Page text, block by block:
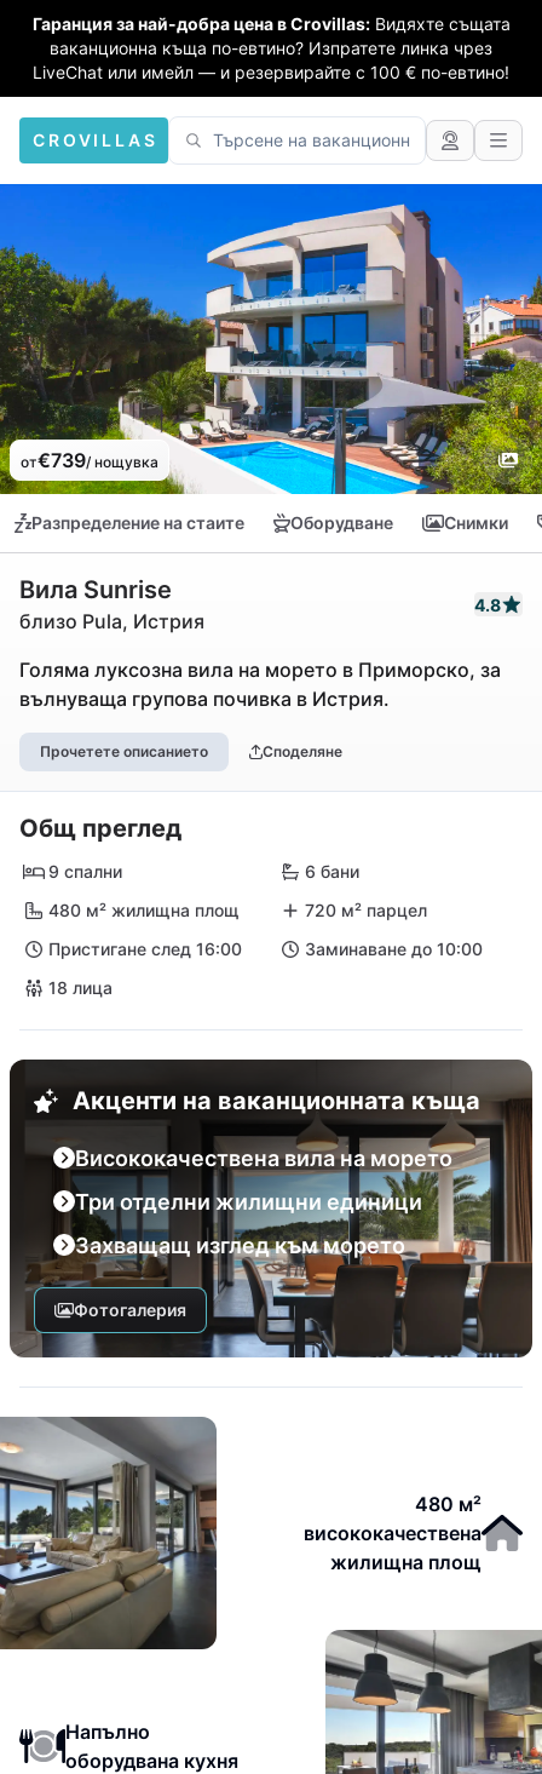
Гаранция за най-добра цена в Crovillas: Видяхте същата
ваканционна къща по-евтино? Изпратете линка чрез
LiveChat или имейл — и резервирайте с 100 € по-евтино!
CROVILLAS
от€739/ нощувка
Разпределение на стаите Оборудване Снимки
Вила Sunrise
близо Pula, Истрия
4.8
Голяма луксозна вила на морето в Приморско, за
вълнуваща групова почивка в Истрия.
Прочетете описанието Споделяне
Общ преглед
9 спални
6 бани
480 м² жилищна площ
720 м² парцел
Пристигане след 16:00
Заминаване до 10:00
18 лица
Акценти на ваканционната къща
Висококачествена вила на морето
Три отделни жилищни единици
Захващащ изглед към морето
Фотогалерия
480 м²
висококачествена
жилищна площ
Напълно
оборудвана кухня